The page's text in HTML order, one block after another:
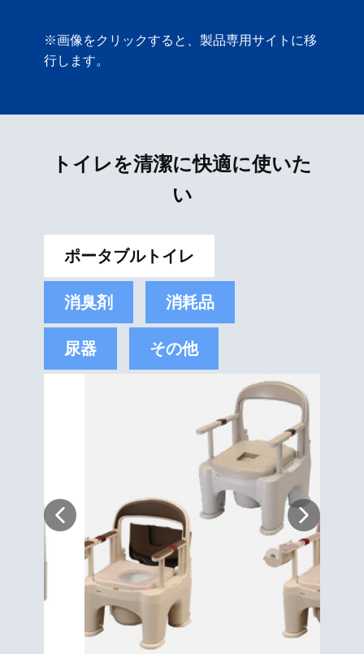
※画像をクリックすると、製品専用サイトに移
行します。
トイレを清潔に快適に使いた
い
ポータブルトイレ
消臭剤 消耗品
尿器 その他